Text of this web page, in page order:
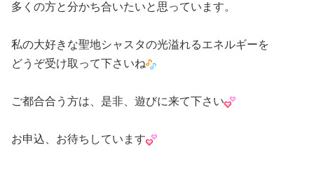
多くの方と分かち合いたいと思っています。
私の大好きな聖地シャスタの光溢れるエネルギーを
どうぞ受け取って下さいね
ご都合合う方は、是非、遊びに来て下さい
お申込、お待ちしています